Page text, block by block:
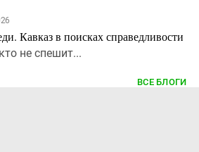
Кавказ в поисках справедливости
не спешит...
ВСЕ БЛОГИ